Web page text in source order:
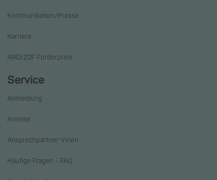
Kommunikation/Presse
Karriere
ARD/ZDF Förderpreis
Service
Anmeldung
Anreise
Ansprechpartner*innen
Häufige Fragen – FAQ